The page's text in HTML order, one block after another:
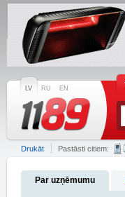
LV RU EN
Drukāt Pastāsti citiem:
Par uzņēmumu